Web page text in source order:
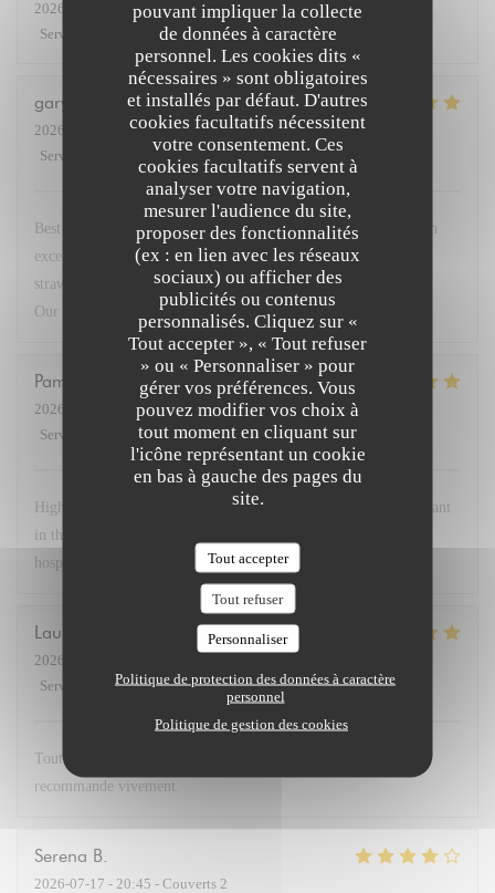
pouvant impliquer la collecte
de données à caractère
personnel. Les cookies dits «
nécessaires » sont obligatoires
et installés par défaut. D'autres
cookies facultatifs nécessitent
votre consentement. Ces
cookies facultatifs servent à
analyser votre navigation,
mesurer l'audience du site,
proposer des fonctionnalités
(ex : en lien avec les réseaux
sociaux) ou afficher des
publicités ou contenus
personnalisés. Cliquez sur «
Tout accepter », « Tout refuser
» ou « Personnaliser » pour
gérer vos préférences. Vous
pouvez modifier vos choix à
tout moment en cliquant sur
l'icône représentant un cookie
en bas à gauche des pages du
site.
Tout accepter
Tout refuser
Personnaliser
Politique de protection des données à caractère
personnel
Politique de gestion des cookies
2026-07-27
- 19:30 - Couverts 3
Service
Ambiance : 5/5 Cuisine : 4/5 Qualité / Prix
gary
2026-07-23
- 19:30 - Couverts 2
Service
Ambiance: /5 Cuisine: 5/5 Qualité / Prix
Best restaurant in Paris so good we came 4 times this week. Fish
excellent. Steak with dauphinoise potato. Superb. Deserts
strawberries and lemon brûlée with peach in cognac sensational.
Our go to when in Paris. Service very friendly.
Pamela
2026-07-23
- 19:45 - Couverts 3
Service
Ambiance: 5/5 Cuisine : 5/5 Qualité / Prix
Highly recommend Chex Gabrielle! A small chef owned restaurant
in the 17th near the Arc. Lovely room, delicious food and great
hospitality! Bravo!
Laurent
2026-07-21
Service
Ambiance: 5/5 Cuisine: 5/5 Qualité / Prix: 4
Tout était parfait : accueil charmant et plats délicieux. Je
recommande vivement.
Serena B
2026-07-17 - 20:45 - Couverts 2